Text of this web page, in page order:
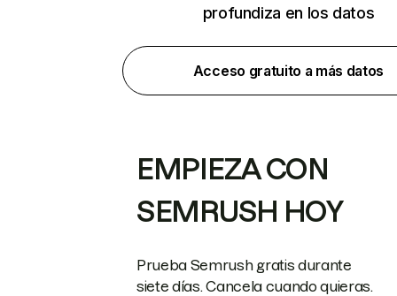
profundiza en los datos
Acceso gratuito a más datos
EMPIEZA CON
SEMRUSH HOY
Prueba Semrush gratis durante
siete días. Cancela cuando quieras.